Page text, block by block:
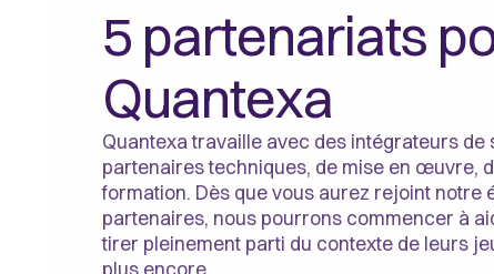
5 partenariats
Quantexa
Quantexa travaille avec des intégrateurs de
partenaires techniques, de mise en œuvre,
formation. Dès que vous aurez rejoint notre
partenaires, nous pourrons commencer à
tirer pleinement parti du contexte de leurs
plus encore.